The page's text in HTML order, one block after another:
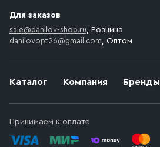
Каталог Компания Бренды
Принимаем к оплате
Для заказов
sale@danilov-shop.ru, Розница
danilovopt26@gmail.com, Оптом